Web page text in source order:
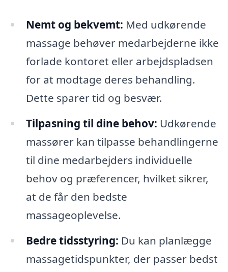
Nemt og bekvemt: Med udkørende
massage behøver medarbejderne ikke
forlade kontoret eller arbejdspladsen
for at modtage deres behandling.
Dette sparer tid og besvær.
Tilpasning til dine behov: Udkørende
massører kan tilpasse behandlingerne
til dine medarbejders individuelle
behov og præferencer, hvilket sikrer,
at de får den bedste
massageoplevelse.
Bedre tidsstyring: Du kan planlægge
massagetidspunkter, der passer bedst